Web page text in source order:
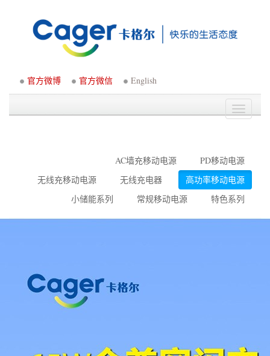
官方微博 官方微信 English
Toggle
AC墙充移动电源
PD移动电源
无线充移动电源
无线充电器
高功率移动电源
小储能系列
常规移动电源 特色系列